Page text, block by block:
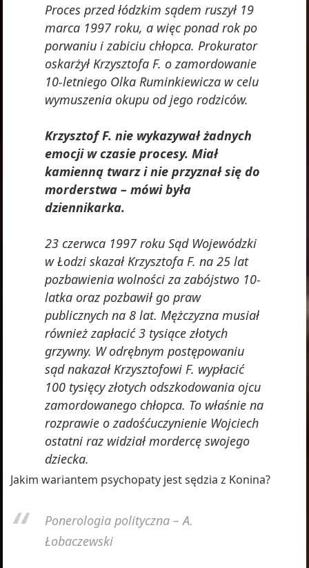
Proces przed łódzkim sądem ruszył 19
marca 1997 roku, a więc ponad rok po
porwaniu i zabiciu chłopca. Prokurator
oskarżył Krzysztofa F. o zamordowanie
10-letniego Olka Ruminkiewicza w celu
wymuszenia okupu od jego rodziców.
Krzysztof F. nie wykazywał żadnych
emocji w czasie procesy. Miał
kamienną twarz i nie przyznał się do
morderstwa – mówi była
dziennikarka.
23 czerwca 1997 roku Sąd Wojewódzki
w Łodzi skazał Krzysztofa F. na 25 lat
pozbawienia wolności za zabójstwo 10-
latka oraz pozbawił go praw
publicznych na 8 lat. Mężczyzna musiał
również zapłacić 3 tysiące złotych
grzywny. W odrębnym postępowaniu
sąd nakazał Krzysztofowi F. wypłacić
100 tysięcy złotych odszkodowania ojcu
zamordowanego chłopca. To właśnie na
rozprawie o zadośćuczynienie Wojciech
ostatni raz widział mordercę swojego
dziecka.
Jakim wariantem psychopaty jest sędzia z Konina?
Ponerologia polityczna – A.
Łobaczewski